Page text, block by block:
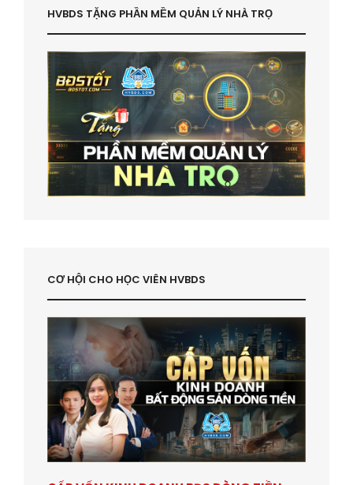
HVBDS TẶNG PHẦN MỀM QUẢN LÝ NHÀ TRỌ
CƠ HỘI CHO HỌC VIÊN HVBDS